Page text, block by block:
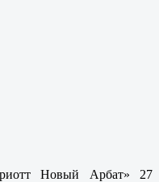
Новый Арбат» 27